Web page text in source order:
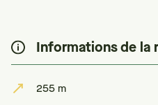
Informations de la
255 m